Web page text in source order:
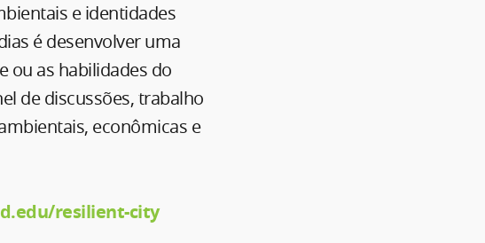
e identidades
é desenvolver uma
ou as habilidades do
de discussões, trabalho
econômicas e
resilient-city